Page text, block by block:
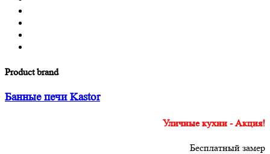
Product brand
Банные печи Kastor
Уличные кухни - Акция!
Бесплатный замер